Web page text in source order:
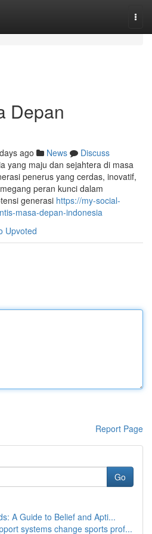
Depan
ago News
Discuss
yang maju dan sejahtera di masa
penerus yang cerdas, inovatif,
peran kunci dalam
generasi https://my-social-
masa-depan-indonesia
Upvoted
Report Page
Go
A Guide to Belief and Apti...
systems change sports prof...